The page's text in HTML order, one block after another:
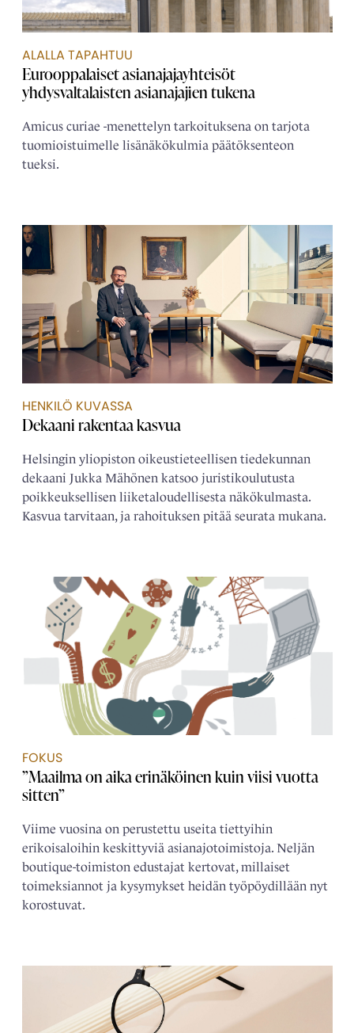
ALALLA TAPAHTUU
Eurooppalaiset asianajaja­yhteisöt
yhdysvaltalaisten asianajajien tukena
Amicus curiae -menettelyn tarkoituksena on tarjota
tuomioistuimelle lisänäkökulmia päätöksenteon
tueksi.
HENKILÖ KUVASSA
Dekaani rakentaa kasvua
Helsingin yliopiston oikeustieteellisen tiedekunnan
dekaani Jukka Mähönen katsoo juristikoulutusta
poikkeuksellisen liiketaloudellisesta näkökulmasta.
Kasvua tarvitaan, ja rahoituksen pitää seurata mukana.
FOKUS
”Maailma on aika erinäköinen kuin viisi vuotta
sitten”
Viime vuosina on perustettu useita tiettyihin
erikoisaloihin keskittyviä asianajotoimistoja. Neljän
boutique-toimiston edustajat kertovat, millaiset
toimeksiannot ja kysymykset heidän työpöydillään nyt
korostuvat.